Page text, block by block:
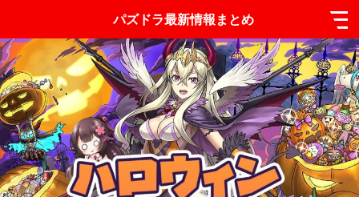
パズドラ最新情報まとめ